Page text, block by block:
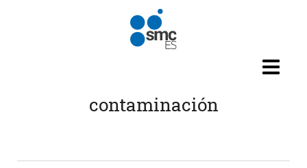
Pasar al contenido principal
contaminación